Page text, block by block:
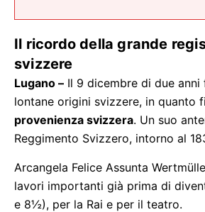
Il ricordo della grande
svizzere
Lugano – Il 9 dicembre di due
lontane origini svizzere, in quanto
provenienza svizzera. Un suo
Reggimento Svizzero, intorno al
Arcangela Felice Assunta
lavori importanti già prima di
e 8½), per la Rai e per il teatro.